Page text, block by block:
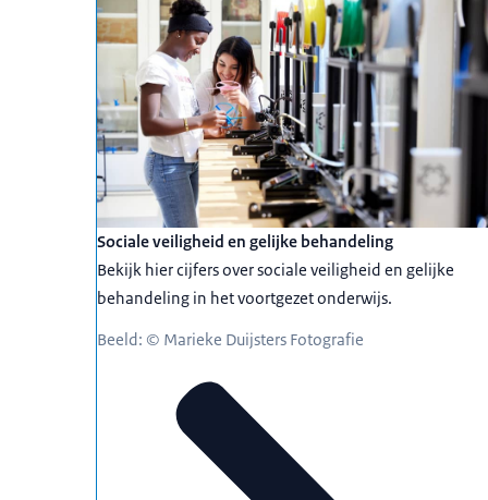
Sociale veiligheid en gelijke behandeling
Bekijk hier cijfers over sociale veiligheid en gelijke
behandeling in het voortgezet onderwijs.
Beeld: © Marieke Duijsters Fotografie